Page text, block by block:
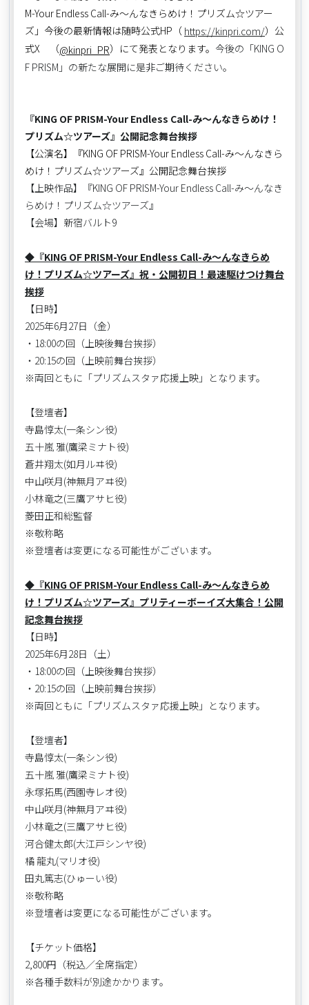
M-Your Endless Call-み～んなきらめけ！プリズム☆ツアー
ズ」今後の最新情報は随時公式HP（ https://kinpri.com/）公
式X （@kinpri_PR）にて発表となります。 今後の「KING O
F PRISM」の新たな展開に是非ご期待ください。
『KING OF PRISM-Your Endless Call-み～んなきらめけ！
プリズム☆ツアーズ』公開記念舞台挨拶
【公演名】『KING OF PRISM-Your Endless Call-み～んなきら
めけ！プリズム☆ツアーズ』公開記念舞台挨拶
【上映作品】『KING OF PRISM-Your Endless Call-み～んなき
らめけ！プリズム☆ツアーズ』
【会場】新宿バルト9
◆『KING OF PRISM-Your Endless Call-み～んなきらめ
け！プリズム☆ツアーズ』祝・公開初日！最速駆けつけ舞台
挨拶
【日時】
2025年6月27日（金）
・18:00の回（上映後舞台挨拶）
・20:15の回（上映前舞台挨拶）
※両回ともに「プリズムスタァ応援上映」となります。
【登壇者】
寺島惇太(一条シン役)
五十嵐 雅(鷹梁ミナト役)
蒼井翔太(如月ルヰ役)
中山咲月(神無月アヰ役)
小林竜之(三鷹アサヒ役)
菱田正和総監督
※敬称略
※登壇者は変更になる可能性がございます。
◆『KING OF PRISM-Your Endless Call-み～んなきらめ
け！プリズム☆ツアーズ』プリティーボーイズ大集合！公開
記念舞台挨拶
【日時】
2025年6月28日（土）
・18:00の回（上映後舞台挨拶）
・20:15の回（上映前舞台挨拶）
※両回ともに「プリズムスタァ応援上映」となります。
【登壇者】
寺島惇太(一条シン役)
五十嵐 雅(鷹梁ミナト役)
永塚拓馬(西園寺レオ役)
中山咲月(神無月アヰ役)
小林竜之(三鷹アサヒ役)
河合健太郎(大江戸シンヤ役)
橘 龍丸(マリオ役)
田丸篤志(ひゅーい役)
※敬称略
※登壇者は変更になる可能性がございます。
【チケット価格】
2,800円（税込／全席指定）
※各種手数料が別途かかります。